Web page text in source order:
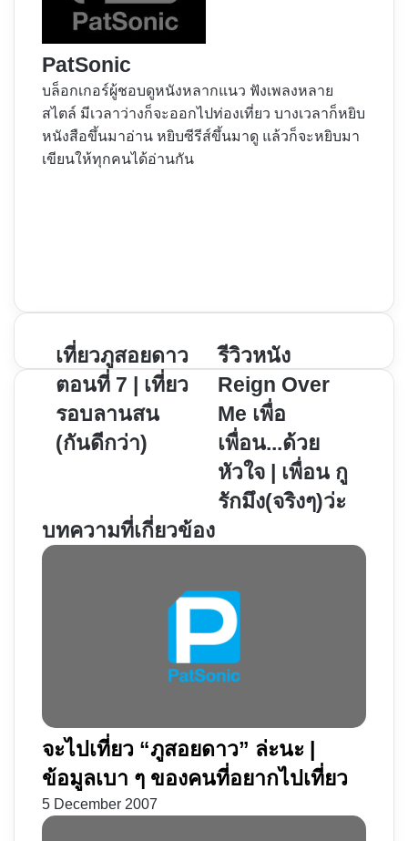
PatSonic
บล็อกเกอร์ผู้ชอบดูหนังหลากแนว ฟังเพลงหลาย
สไตล์ มีเวลาว่างก็จะออกไปท่องเที่ยว บางเวลาก็หยิบ
หนังสือขึ้นมาอ่าน หยิบซีรีส์ขึ้นมาดู แล้วก็จะหยิบมา
เขียนให้ทุกคนได้อ่านกัน
เที่ยว
ภู
สอยดาว
ตอน
ที่
รอบ
เที่ยวภูสอยดาว
ตอนที่ 7 | เที่ยว
รอบลานสน
(กันดีกว่า)
รีวิว
หนัง
Reign
Over
Me
เพื่อ
เพื่อน...ด้วย
หัวใจ
รัก
มึง(จริงๆ)ว่ะ
รีวิวหนัง
Reign Over
Me เพื่อ
เพื่อน...ด้วย
หัวใจ | เพื่อน กู
รักมึง(จริงๆ)ว่ะ
บทความที่เกี่ยวข้อง
จะไปเที่ยว “ภูสอยดาว” ล่ะนะ |
ข้อมูลเบา ๆ ของคนที่อยากไปเที่ยว
5 December 2007